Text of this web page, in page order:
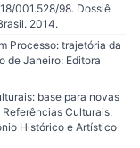
001.528/98. Dossiê
2014.
Processo: trajetória da
de Janeiro: Editora
base para novas
Culturais:
Histórico e Artístico